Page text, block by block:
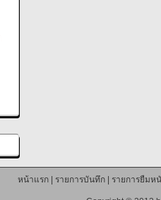
หน้าแรก| รายการบันทึก| รายการยืมห